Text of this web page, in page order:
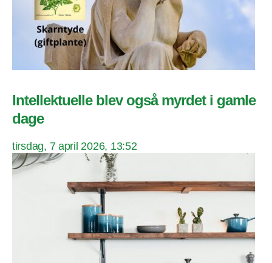
Intellektuelle blev også myrdet i gamle
dage
tirsdag, 7 april 2026, 13:52